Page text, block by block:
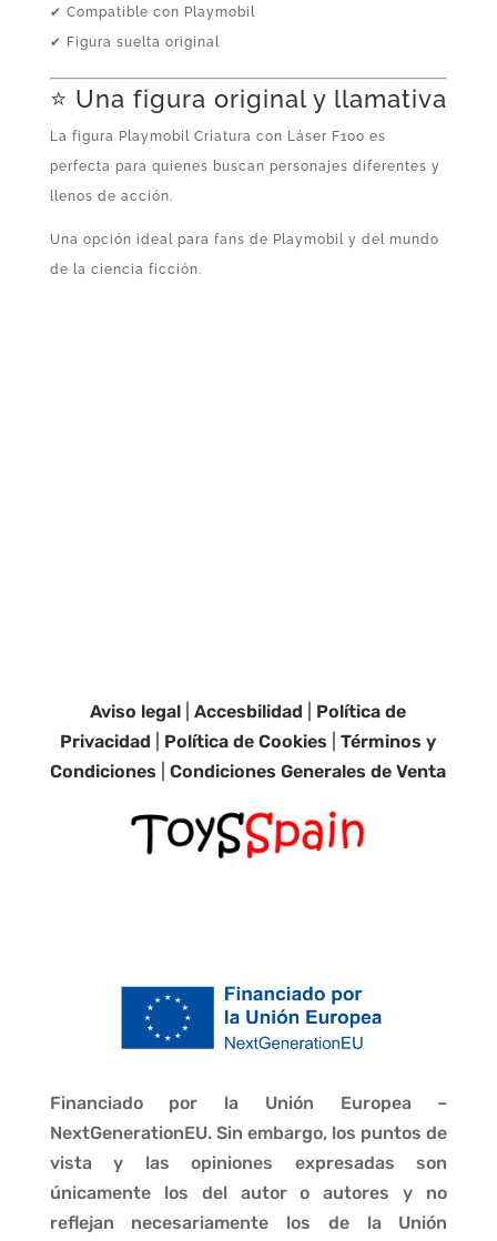
✔ Compatible con Playmobil
✔ Figura suelta original
⭐ Una figura original y llamativa
La figura Playmobil Criatura con Láser F100 es
perfecta para quienes buscan personajes diferentes y
llenos de acción.
Una opción ideal para fans de Playmobil y del mundo
de la ciencia ficción.
Aviso legal |Accesbilidad
Política de
Privacidad
Política de Cookies |Términos y
Condiciones |Condiciones Generales de Venta
Financiado por la Unión Europea –
NextGenerationEU. Sin embargo, los puntos de
vista y las opiniones expresadas son
únicamente los del autor o autores y no
reflejan necesariamente los de la Unión